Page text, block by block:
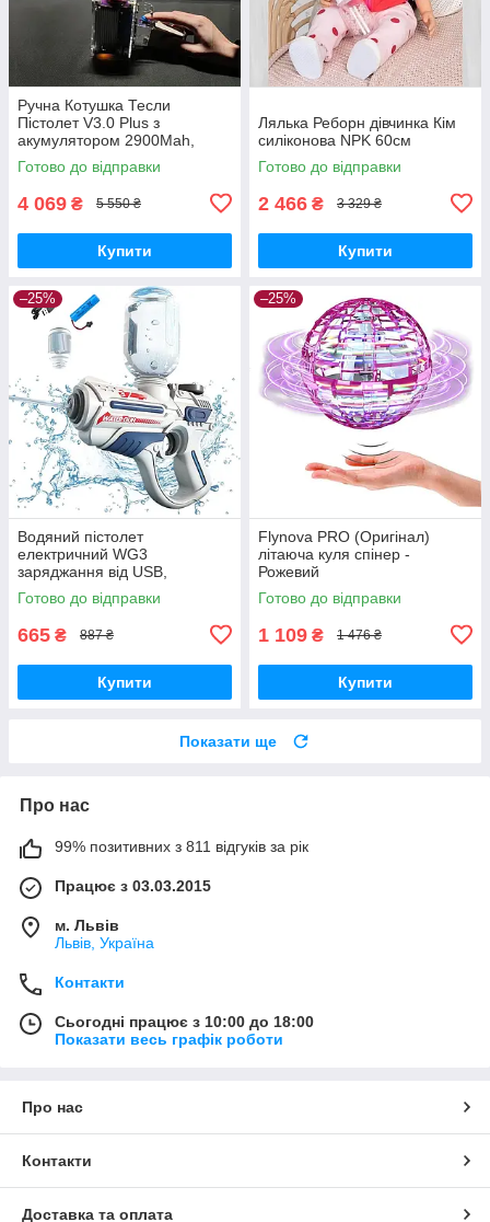
Ручна Котушка Тесли
Пістолет V3.0 Plus з
акумулятором 2900Mah,
генератор блискавок
Готово до відправки
4 069 ₴ 5 550 ₴
Купити
Лялька Реборн дівчинка Кім
силіконова NPK 60cм
Готово до відправки
2 466 ₴ 3 329 ₴
Купити
–25%
Водяний пістолет
електричний WG3
заряджання від USB,
акумуляторний бластер —
Синій
Готово до відправки
665 ₴ 887 ₴
Купити
–25%
Flynova PRO (Оригінал)
літаюча куля спінер -
Рожевий
Готово до відправки
1 109 ₴ 1 476 ₴
Купити
Показати ще
Про нас
99% позитивних з 811 відгуків за рік
Працює з 03.03.2015
м. Львів
Львів, Україна
Контакти
Сьогодні працює з 10:00 до 18:00
Показати весь графік роботи
Про нас
Контакти
Доставка та оплата